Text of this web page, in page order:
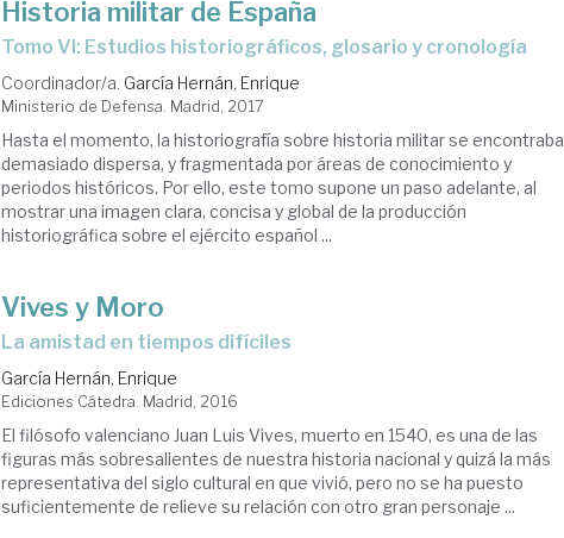
Historia militar de España
Tomo VI: Estudios historiográficos, glosario y cronología
Coordinador/a. García Hernán, Enrique
Ministerio de Defensa. Madrid, 2017
Hasta el momento, la historiografía sobre historia militar se encontraba
demasiado dispersa, y fragmentada por áreas de conocimiento y
periodos históricos. Por ello, este tomo supone un paso adelante, al
mostrar una imagen clara, concisa y global de la producción
historiográfica sobre el ejército español ...
Vives y Moro
la amistad en tiempos difíciles
García Hernán, Enrique
Ediciones Cátedra. Madrid, 2016
El filósofo valenciano Juan Luis Vives, muerto en 1540, es una de las
figuras más sobresalientes de nuestra historia nacional y quizá la más
representativa del siglo cultural en que vivió, pero no se ha puesto
suficientemente de relieve su relación con otro gran personaje ...